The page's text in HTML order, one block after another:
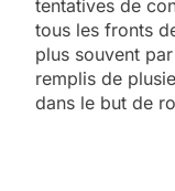
tentatives de
tous les fronts
plus souvent
remplis de
dans le but de